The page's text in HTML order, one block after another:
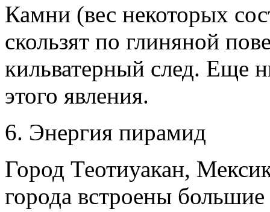
Камни (вес некоторых
скользят по глиняной
кильватерный след. Еще
этого явления.
6. Энергия пирамид
Город Теотиуакан,
города встроены